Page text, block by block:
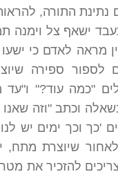
התורה,
ישאף צל וימנה
מראה לאדם כי
לספור ספירה
"כמה עוד?"
וכתב "וזה שאנו
'כך וכך ימים יש
שיוצרת
צריכים להזכיר את